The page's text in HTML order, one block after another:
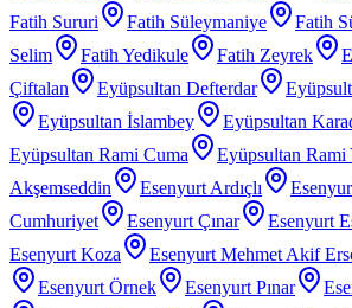
Fatih Sururi
Fatih Süleymaniye Fatih
Selim
Fatih Yedikule Fatih Zeyrek
Çiftalan
Eyüpsultan Defterdar
Eyüpsultan İslambey
Eyüpsultan
Eyüpsultan Rami Cuma
Eyüpsultan Rami
Akşemseddin
Esenyurt Ardıçlı
Cumhuriyet
Esenyurt Çınar Esenyurt
Esenyurt Koza
Esenyurt Mehmet Akif
Esenyurt Örnek
Esenyurt Pınar